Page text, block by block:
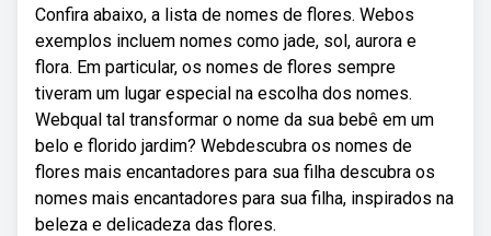
Confira abaixo, a lista de nomes de flores. Webos
exemplos incluem nomes como jade, sol, aurora e
flora. Em particular, os nomes de flores sempre
tiveram um lugar especial na escolha dos nomes.
Webqual tal transformar o nome da sua bebê em um
belo e florido jardim? Webdescubra os nomes de
flores mais encantadores para sua filha descubra os
nomes mais encantadores para sua filha, inspirados na
beleza e delicadeza das flores.